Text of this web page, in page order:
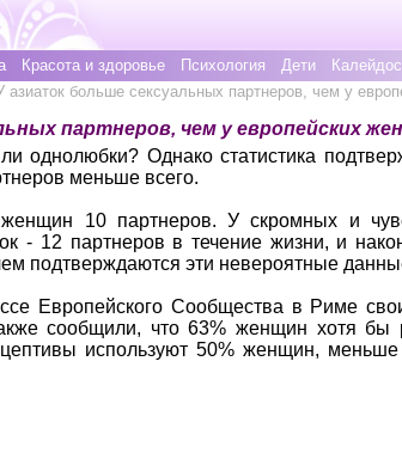
Красота и здоровье Психология Дети
азиаток больше сексуальных партнеров, чем у
партнеров, чем у европейских
однолюбки? Однако статистика
меньше всего.
10 партнеров. У скромных и
- 12 партнеров в течение жизни, и
подтверждаются эти невероятные
Европейского Сообщества в Риме
сообщили, что 63% женщин хотя
используют 50% женщин,